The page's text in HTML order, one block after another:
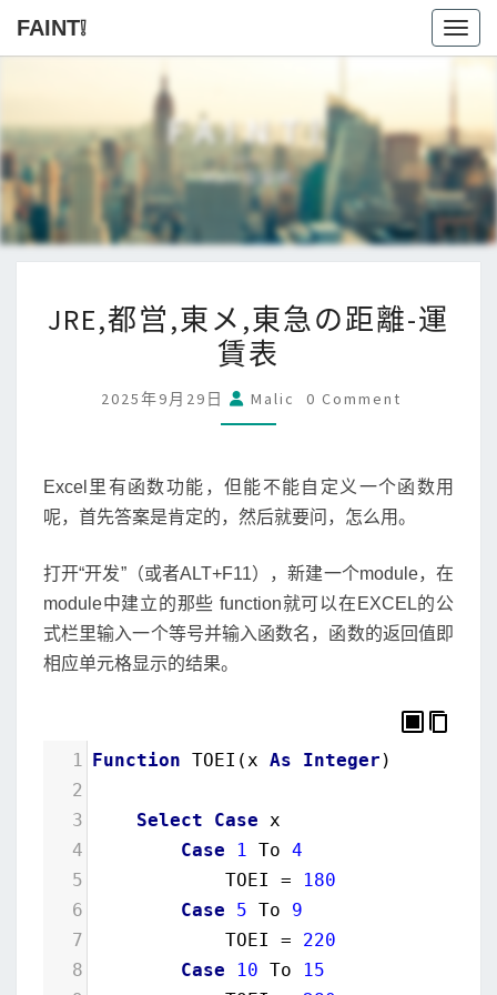
FAINT❕
FAINT❕
Malic自留地
都
営,
急
の
離-
運
賃
JRE,都営,東メ,東急の距離-運
賃表
2025年9月29日 Malic Comments
0 Comment
Excel里有函数功能，但能不能自定义一个函数用
呢，首先答案是肯定的，然后就要问，怎么用。
打开“开发”（或者ALT+F11），新建一个module，在
module中建立的那些 function就可以在EXCEL的公
式栏里输入一个等号并输入函数名，函数的返回值即
相应单元格显示的结果。
1 Function TOEI (x As Integer )
2
3
Select Case x
4
Case 1 To 4
5
TOEI =
180
6
Case 5 To
9
7
TOEI = 220
8
Case 10 To
15